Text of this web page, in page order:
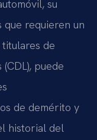
su
requieren un
de
puede
de demérito y
historial del